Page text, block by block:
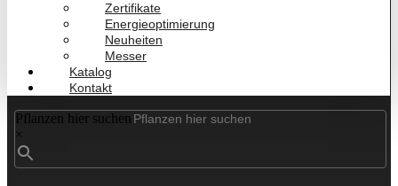
Zertifikate
Energieoptimierung
Neuheiten
Messer
Katalog
Kontakt
Pflanzen hier suchen
×